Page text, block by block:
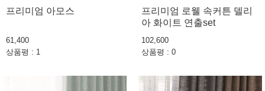
프리미엄 아모스
61,400
상품평 : 1
프리미엄 로웰 속커튼 델리
아 화이트 연출set
102,600
상품평 : 0